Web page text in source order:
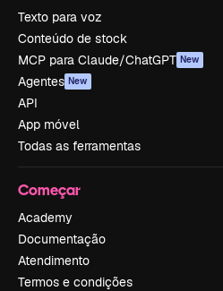
Texto para voz
Conteúdo de stock
MCP para Claude/ChatGPT New
Agentes New
API
App móvel
Todas as ferramentas
Começar
Academy
Documentação
Atendimento
Termos e condições